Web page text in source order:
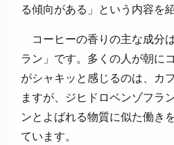
る傾向がある」という内容を
コーヒーの香りの主な成分
ラン」です。多くの人が朝に
がシャキッと感じるのは、カ
ますが、ジヒドロベンゾフラ
ンとよばれる物質に似た働き
ています。